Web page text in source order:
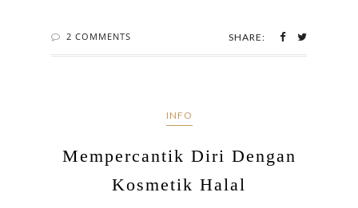
2 COMMENTS SHARE:
INFO
Mempercantik Diri Dengan
Kosmetik Halal